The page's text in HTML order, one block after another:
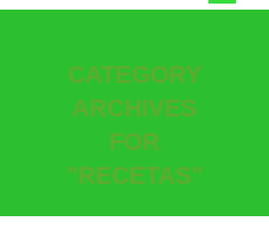
CATEGORY
ARCHIVES
FOR
"RECETAS"